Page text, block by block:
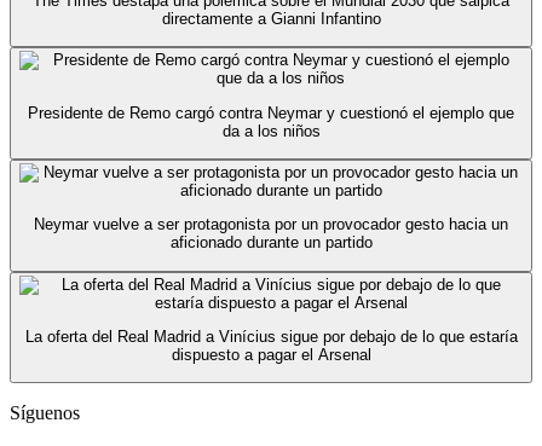
directamente a Gianni Infantino
Presidente de Remo cargó contra Neymar y cuestionó el ejemplo que
da a los niños
Neymar vuelve a ser protagonista por un provocador gesto hacia un
aficionado durante un partido
La oferta del Real Madrid a Vinícius sigue por debajo de lo que estaría
dispuesto a pagar el Arsenal
Síguenos